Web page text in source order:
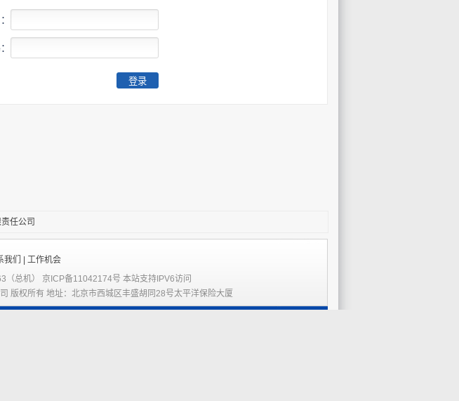
任公司
我们 | 工作机会
（总机） 京ICP备11042174号 本站支持IPV6访问
版权所有 地址：北京市西城区丰盛胡同28号太平洋保险大厦